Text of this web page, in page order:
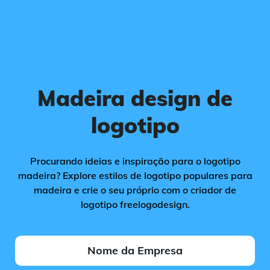
Madeira design de
logotipo
Procurando ideias e inspiração para o logotipo
madeira? Explore estilos de logotipo populares para
madeira e crie o seu próprio com o criador de
logotipo freelogodesign.